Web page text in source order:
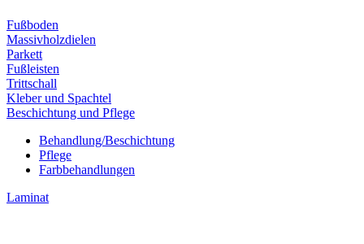
Fußboden
Massivholzdielen
Parkett
Fußleisten
Trittschall
Kleber und Spachtel
Beschichtung und Pflege
Behandlung/Beschichtung
Pflege
Farbbehandlungen
Laminat